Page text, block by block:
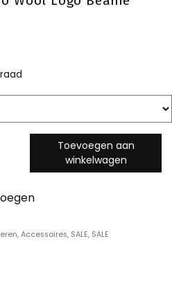
Toevoegen aan
winkelwagen
, Accessoires, SALE, SALE